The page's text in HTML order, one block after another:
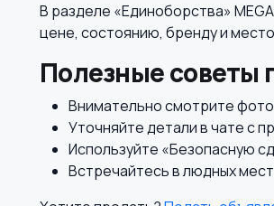
В разделе «Единоборства»
цене, состоянию, бренду и
Полезные советы
Внимательно смотрите
Уточняйте детали в чате с
Используйте «Безопасную
Встречайтесь в людных